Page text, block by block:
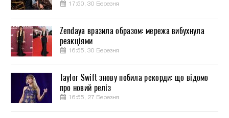
17:50, 30 Березня
Zendaya вразила образом: мережа вибухнула
реакціями
16:55, 30 Березня
Taylor Swift знову побила рекорди: що відомо
про новий реліз
16:55, 27 Березня